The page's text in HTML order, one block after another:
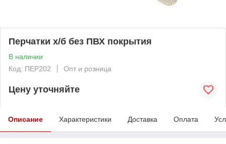
Перчатки х/б без ПВХ покрытия
В наличии
Код: ПЕР202
Опт и розница
Цену уточняйте
Описание Характеристики Доставка Оплата